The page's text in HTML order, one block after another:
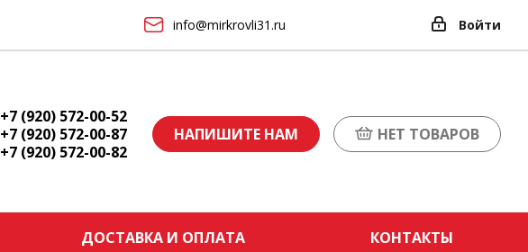
info@mirkrovli31.ru Войти
+7 (920) 572-00-52
+7 (920) 572-00-87
+7 (920) 572-00-82
НАПИШИТЕ НАМ НЕТ ТОВАРОВ
ДОСТАВКА И ОПЛАТА КОНТАКТЫ